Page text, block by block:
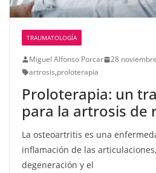
TRAUMATOLOGÍA
Miguel Alfonso Porcar 28
artrosis,proloterapia
Proloterapia: un
para la artrosis de
La osteoartritis es una
inflamación de las
degeneración y el